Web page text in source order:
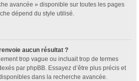
avancée » disponible sur toutes les pages
dépend du style utilisé.
aucun résultat ?
trop vague ou incluait trop de termes
par phpBB. Essayez d’être plus précis et
dans la recherche avancée.